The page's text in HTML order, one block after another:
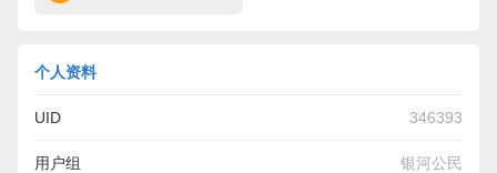
个人资料
UID 346393
用户组 银河公民